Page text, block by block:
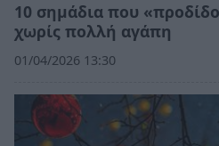
10 σημάδια που
χωρίς πολλή αγάπη
01/04/2026 13:30